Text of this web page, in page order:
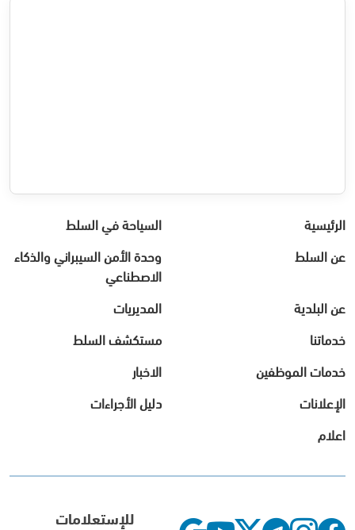
الرئيسية
السياحة في السلط
عن السلط
وحدة الأمن السيبراني والذكاء
الاصطناعي
عن البلدية
المديريات
خدماتنا
مستكشف السلط
خدمات الموظفين
الاخبار
الإعلانات
دليل الأجراءات
اعلام
للإستعلامات